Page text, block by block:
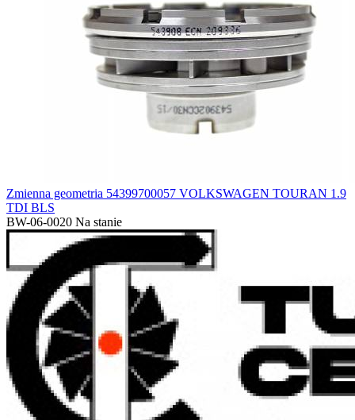
Zmienna geometria 54399700057 VOLKSWAGEN TOURAN 1.9
TDI BLS
BW-06-0020 Na stanie